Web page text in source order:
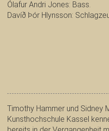
Ólafur Andri Jones: Bass.
Davíð Þór Hlynsson:
Timothy Hammer und Sidney
Kunsthochschule Kassel